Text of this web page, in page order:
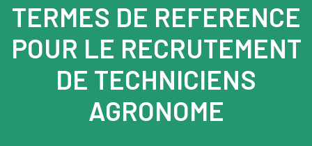
TERMES DE REFERENCE
POUR LE RECRUTEMENT
DE TECHNICIENS
AGRONOME